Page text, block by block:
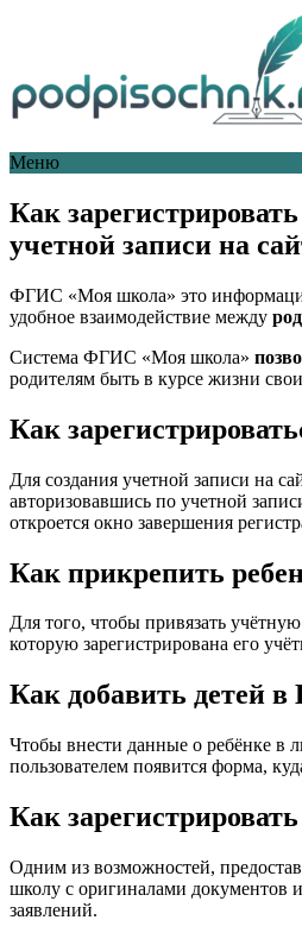
Меню
Как
учетной записи на
ФГИС «Моя школа» это
удобное взаимодействие между
Система ФГИС «Моя школа»
родителям быть в курсе жизни
Как
Для создания учетной записи на
авторизовавшись по учетной
откроется окно завершения
Как прикрепить
Для того, чтобы привязать
которую зарегистрирована его
Как добавить детей
Чтобы внести данные о ребёнке в
пользователем появится форма,
Как
Одним из возможностей,
школу с оригиналами документов
заявлений.